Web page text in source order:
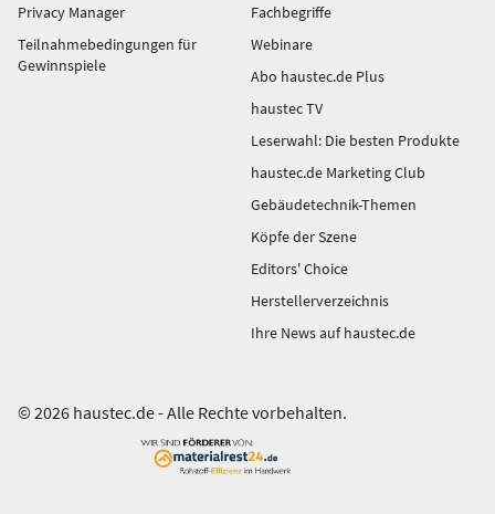
Privacy Manager
Teilnahmebedingungen für
Gewinnspiele
Fachbegriffe
Webinare
Abo haustec.de Plus
haustec TV
Leserwahl: Die besten Produkte
haustec.de Marketing Club
Gebäudetechnik-Themen
Köpfe der Szene
Editors' Choice
Herstellerverzeichnis
Ihre News auf haustec.de
© 2026 haustec.de - Alle Rechte vorbehalten.